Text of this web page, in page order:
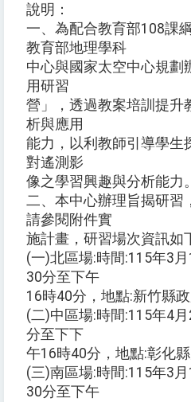
說明：
一、為配合教育部108課
教育部地理學科
中心與國家太空中心規劃
用研習
營」，透過教案培訓提升
析與應用
能力，以利教師引導學生
對遙測影
像之學習興趣與分析能力。
二、本中心辦理旨揭研習
請參閱附件實
施計畫，研習場次資訊如
(一)北區場:時間:115年3
30分至下午
16時40分，地點:新竹縣
(二)中區場:時間:115年4
分至下下
午16時40分，地點:彰化
(三)南區場:時間:115年3
30分至下午